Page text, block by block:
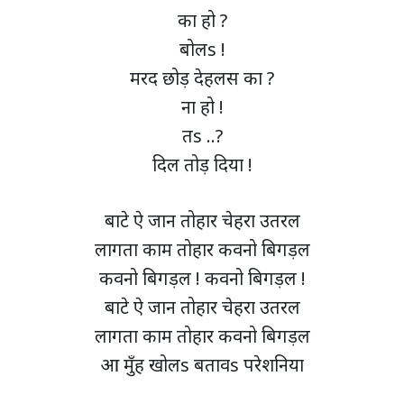
का हो ?
बोलs !
मरद छोड़ देहलस का ?
ना हो !
तs ..?
दिल तोड़ दिया !
बाटे ऐ जान तोहार चेहरा उतरल
लागता काम तोहार कवनो बिगड़ल
कवनो बिगड़ल ! कवनो बिगड़ल !
बाटे ऐ जान तोहार चेहरा उतरल
लागता काम तोहार कवनो बिगड़ल
आ मुँह खोलs बतावs परेशनिया